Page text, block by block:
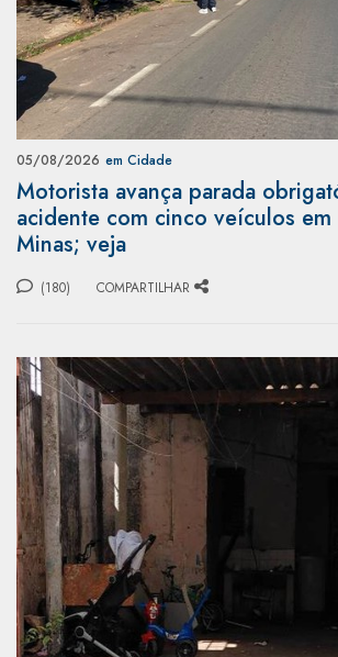
05/08/2026 em Cidade
Motorista avança parada
acidente com cinco veículos em
Minas; veja
(180) COMPARTILHAR